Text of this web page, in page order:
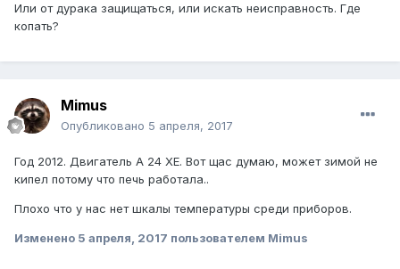
Или от дурака защищаться, или искать неисправность. Где
копать?
Mimus
Опубликовано 5 апреля, 2017
Год 2012. Двигатель A 24 XE. Вот щас думаю, может зимой не
кипел потому что печь работала..
Плохо что у нас нет шкалы температуры среди приборов.
Изменено 5 апреля, 2017 пользователем Mimus